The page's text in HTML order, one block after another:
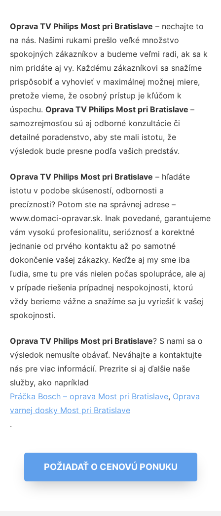
Oprava TV Philips Most pri Bratislave – nechajte to
na nás. Našimi rukami prešlo veľké množstvo
spokojných zákazníkov a budeme veľmi radi, ak sa k
nim pridáte aj vy. Každému zákazníkovi sa snažíme
prispôsobiť a vyhovieť v maximálnej možnej miere,
pretože vieme, že osobný prístup je kľúčom k
úspechu. Oprava TV Philips Most pri Bratislave –
samozrejmosťou sú aj odborné konzultácie či
detailné poradenstvo, aby ste mali istotu, že
výsledok bude presne podľa vašich predstáv.
Oprava TV Philips Most pri Bratislave – hľadáte
istotu v podobe skúseností, odbornosti a
precíznosti? Potom ste na správnej adrese –
www.domaci-opravar.sk. Inak povedané, garantujeme
vám vysokú profesionalitu, serióznosť a korektné
jednanie od prvého kontaktu až po samotné
dokončenie vašej zákazky. Keďže aj my sme iba
ľudia, sme tu pre vás nielen počas spolupráce, ale aj
v prípade riešenia prípadnej nespokojnosti, ktorú
vždy berieme vážne a snažíme sa ju vyriešiť k vašej
spokojnosti.
Oprava TV Philips Most pri Bratislave? S nami sa o
výsledok nemusíte obávať. Neváhajte a kontaktujte
nás pre viac informácií. Prezrite si aj ďalšie naše
služby, ako napríklad
Práčka Bosch – oprava Most pri Bratislave, Oprava
varnej dosky Most pri Bratislave
.
POŽIADAŤ O CENOVÚ PONUKU